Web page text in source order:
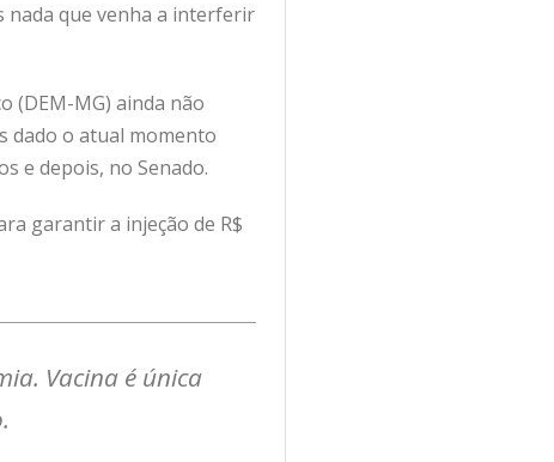
nada que venha a interferir
(DEM-MG) ainda não
dado o atual momento
e depois, no Senado.
garantir a injeção de R$
Vacina é única